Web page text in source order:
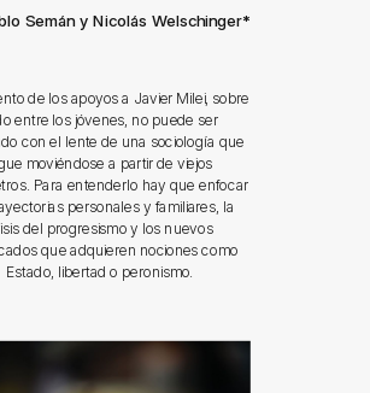
Semán y Nicolás Welschinger*
de los apoyos a Javier Milei, sobre
entre los jóvenes, no puede ser
con el lente de una sociología que
moviéndose a partir de viejos
Para entenderlo hay que enfocar
personales y familiares, la
del progresismo y los nuevos
que adquieren nociones como
Estado, libertad o peronismo.